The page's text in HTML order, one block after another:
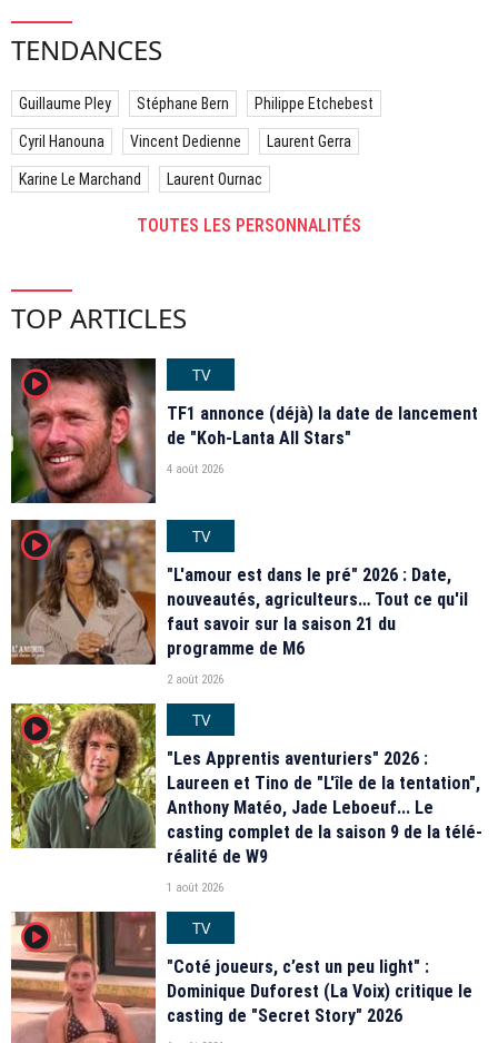
TENDANCES
Guillaume Pley Stéphane Bern Philippe Etchebest
Cyril Hanouna Vincent Dedienne Laurent Gerra
Karine Le Marchand Laurent Ournac
TOUTES LES PERSONNALITÉS
TOP ARTICLES
player2
TV
TF1 annonce (déjà) la date de lancement
de "Koh-Lanta All Stars"
4 août 2026
player2
TV
"L'amour est dans le pré" 2026 : Date,
nouveautés, agriculteurs… Tout ce qu'il
faut savoir sur la saison 21 du
programme de M6
2 août 2026
player2
TV
"Les Apprentis aventuriers" 2026 :
Laureen et Tino de "L'île de la tentation",
Anthony Matéo, Jade Leboeuf... Le
casting complet de la saison 9 de la télé-
réalité de W9
1 août 2026
player2
TV
"Coté joueurs, c’est un peu light" :
Dominique Duforest (La Voix) critique le
casting de "Secret Story" 2026